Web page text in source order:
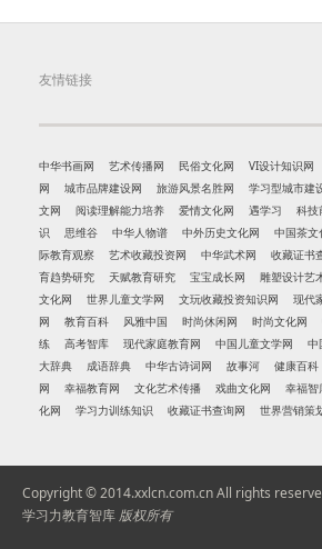
友情链接
中华书画网 艺术传播网 民俗文化网 VI设计知识网
网
城市品牌建设网 旅游风景名胜网 学习型城市建
文网
阅读理解能力培养 爱情文化网 遇学习 科技
识
思维谷 中华人物谱 中外历史文化网 中国茶文
际教育观察
艺术收藏投资网 中华武术网 收藏证书
育趋势研究
天赋教育研究 宝宝成长网 雕塑设计艺
文化网
世界儿童文学网 文玩收藏投资知识网 现代
网
教育百科 风雅中国 时尚休闲网 时尚文化网
练
高考智库 现代家庭教育网 中国儿童文学网 中
大辞典
成语辞典 中华古诗词网 故事河 健康百科
网
幸福教育网 文化艺术传播 戏曲文化网 幸福智
化网
学习力训练知识 收藏证书查询网 世界营销策
Copyright © 2014.xxlcn.com.cn All rights
学习力教育智库 版权所有